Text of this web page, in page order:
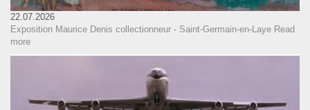
22.07.2026
Exposition Maurice Denis collectionneur - Saint-Germain-en-Laye Read
more